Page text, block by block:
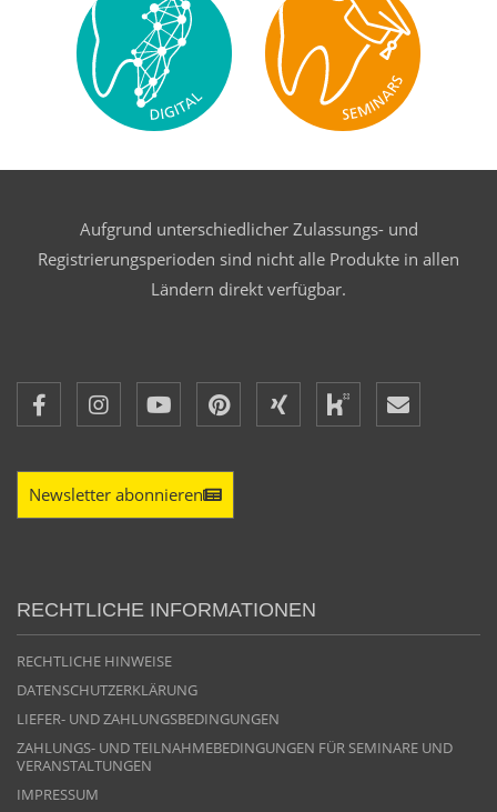
Aufgrund unterschiedlicher Zulassungs- und
Registrierungsperioden sind nicht alle Produkte in allen
Ländern direkt verfügbar.
Newsletter abonnieren
RECHTLICHE INFORMATIONEN
RECHTLICHE HINWEISE
DATENSCHUTZERKLÄRUNG
LIEFER- UND ZAHLUNGSBEDINGUNGEN
ZAHLUNGS- UND TEILNAHMEBEDINGUNGEN FÜR SEMINARE UND
VERANSTALTUNGEN
IMPRESSUM